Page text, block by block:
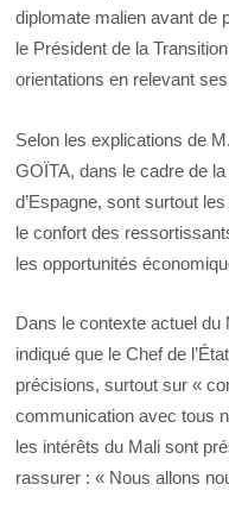
diplomate malien avant de
le Président de la
orientations en relevant
Selon les explications de
GOÏTA, dans le cadre de
d’Espagne, sont surtout
le confort des
les opportunités
Dans le contexte actuel
indiqué que le Chef de
précisions, surtout sur «
communication avec tous
les intérêts du Mali sont
rassurer : « Nous allons